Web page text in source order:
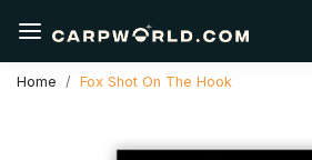
Home Fox Shot On The Hook